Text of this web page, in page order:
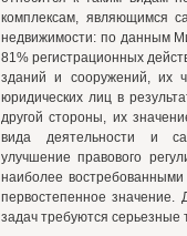
комплексам, являющимся
недвижимости: по данным
81% регистрационных
зданий и сооружений, их
юридических лиц в
другой стороны, их
вида деятельности и
улучшение правового
наиболее
первостепенное
задач требуются серьезные